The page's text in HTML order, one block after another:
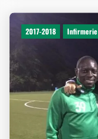
2017-2018 Infirmerie